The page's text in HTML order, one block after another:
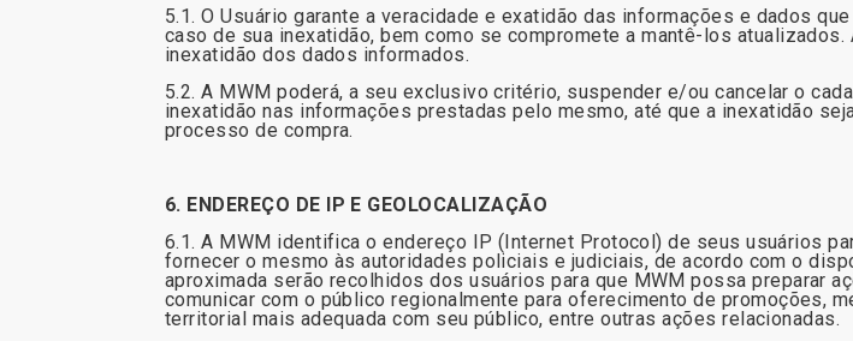
5.1. O Usuário garante a veracidade e exatidão das informações e dados
caso de sua inexatidão, bem como se compromete a mantê-los
inexatidão dos dados informados.
5.2. A MWM poderá, a seu exclusivo critério, suspender e/ou cancelar o
inexatidão nas informações prestadas pelo mesmo, até que a inexatidão
processo de compra.
6. ENDEREÇO DE IP E GEOLOCALIZAÇÃO
6.1. A MWM identifica o endereço IP (Internet Protocol) de seus usuários
fornecer o mesmo às autoridades policiais e judiciais, de acordo com o
aproximada serão recolhidos dos usuários para que MWM possa preparar
comunicar com o público regionalmente para oferecimento de promoções,
territorial mais adequada com seu público, entre outras ações relacionadas.